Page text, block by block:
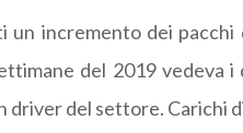
un incremento dei
del 2019 vedeva
driver del settore. Carichi